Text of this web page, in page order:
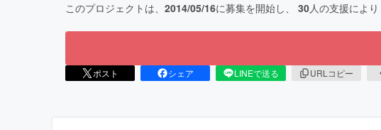
このプロジェクトは、 2014/05/16に募集を開始し、 30人の支援により
ポスト シェア LINEで送る URLコピー